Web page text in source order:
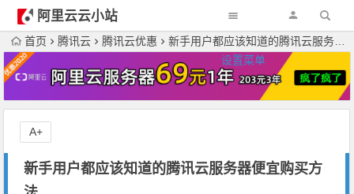
阿里云云小站
设置菜单
首页 腾讯云 腾讯云优惠 新手用户都应该知道的腾讯云服务器便宜购买方法
新手用户都应该知道的腾讯云服务器便宜购买方
A+